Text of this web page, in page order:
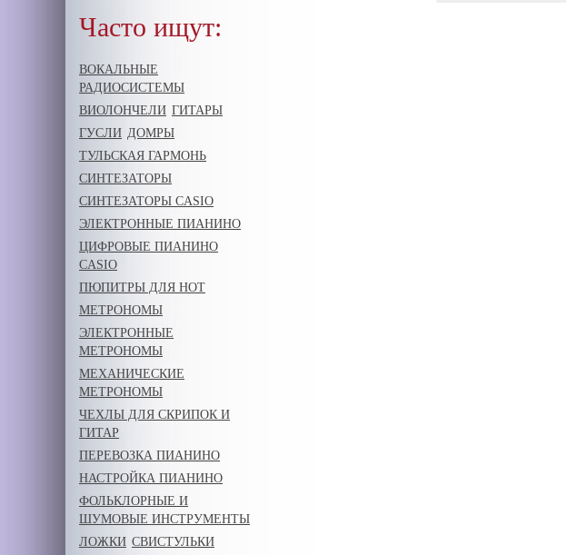
Часто ищут:
ВОКАЛЬНЫЕ
РАДИОСИСТЕМЫ
ВИОЛОНЧЕЛИ ГИТАРЫ
ГУСЛИ ДОМРЫ
ТУЛЬСКАЯ ГАРМОНЬ
СИНТЕЗАТОРЫ
СИНТЕЗАТОРЫ CASIO
ЭЛЕКТРОННЫЕ ПИАНИНО
ЦИФРОВЫЕ ПИАНИНО
CASIO
ПЮПИТРЫ ДЛЯ НОТ
МЕТРОНОМЫ
ЭЛЕКТРОННЫЕ
МЕТРОНОМЫ
МЕХАНИЧЕСКИЕ
МЕТРОНОМЫ
ЧЕХЛЫ ДЛЯ СКРИПОК И
ГИТАР
ПЕРЕВОЗКА ПИАНИНО
НАСТРОЙКА ПИАНИНО
ФОЛЬКЛОРНЫЕ И
ШУМОВЫЕ ИНСТРУМЕНТЫ
ЛОЖКИ СВИСТУЛЬКИ